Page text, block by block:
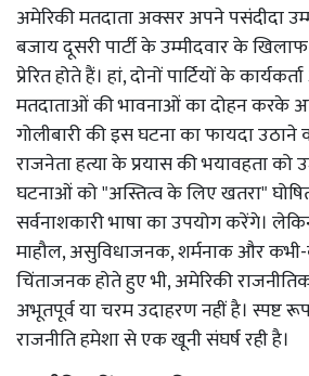
अमेरिकी मतदाता अक्सर अपने पसंदीदा
बजाय दूसरी पार्टी के उम्मीदवार के
प्रेरित होते हैं। हां, दोनों पार्टियों के
मतदाताओं की भावनाओं का दोहन करके
गोलीबारी की इस घटना का फायदा उठाने
राजनेता हत्या के प्रयास की भयावहता को
घटनाओं को "अस्तित्व के लिए खतरा"
सर्वनाशकारी भाषा का उपयोग करेंगे।
माहौल, असुविधाजनक, शर्मनाक और
चिंताजनक होते हुए भी, अमेरिकी
अभूतपूर्व या चरम उदाहरण नहीं है। स्पष्ट
राजनीति हमेशा से एक खूनी संघर्ष रही है।